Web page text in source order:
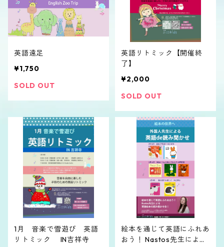
英語遠足
¥1,750
SOLD OUT
英語リトミック【開催終
了】
¥2,000
SOLD OUT
1月 音楽で雪遊び 英語
リトミック IN吉祥寺
絵本を通じて英語にふれあ
おう！ Nastos先生による